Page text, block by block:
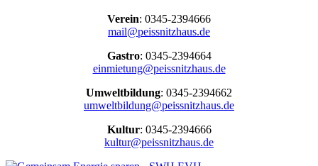
Verein: 0345-2394666
mail@peissnitzhaus.de
Gastro: 0345-2394664
einmietung@peissnitzhaus.de
Umweltbildung: 0345-2394662
umweltbildung@peissnitzhaus.de
Kultur: 0345-2394666
kultur@peissnitzhaus.de